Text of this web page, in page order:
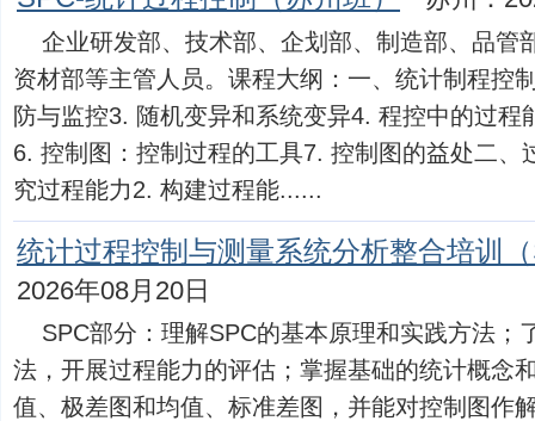
企业研发部、技术部、企划部、制造部、品管
资材部等主管人员。课程大纲：一、统计制程控
防与监控3. 随机变异和系统变异4. 程控中的过程
6. 控制图：控制过程的工具7. 控制图的益处二、
究过程能力2. 构建过程能......
统计过程控制与测量系统分析整合培训
2026年08月20日
SPC部分：理解SPC的基本原理和实践方法；
法，开展过程能力的评估；掌握基础的统计概念
值、极差图和均值、标准差图，并能对控制图作